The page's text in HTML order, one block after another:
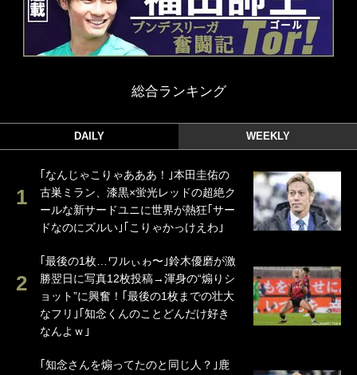
総合ランキング
DAILY WEEKLY
｢なんじゃこりゃあああ！｣本田圭佑の
古巣ミラン、漆黒×蛍光レッドの超絶ク
ールな新サードユニに世界が熱狂｢サー
ドなのにズルい｣｢こりゃかっけえわ｣
｢最後の1枚…ワルぃゎ〜｣鈴木優磨が激
勝翌日に写真12枚投稿→渾身の“煽りシ
ョット”に興奮！｢最後の1枚までの壮大
なフリ｣｢知念くんのことどんだけ好き
なんよｗ｣
｢知念さんを煽ってたのと同じ人？｣鹿